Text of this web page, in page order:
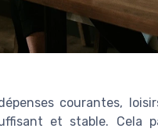
courantes,
et stable. Cela